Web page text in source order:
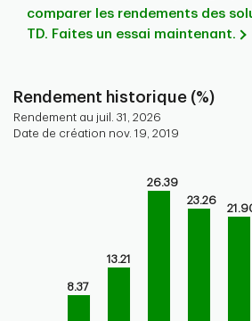
comparer les rendements des
TD. Faites un essai maintenant.
Rendement historique (%)
Rendement au juil. 31, 2026
Date de création nov. 19, 2019
Bar chart for historical performance of
The chart has 1 Y axis displaying
8.37
13.21
26.39
23.26